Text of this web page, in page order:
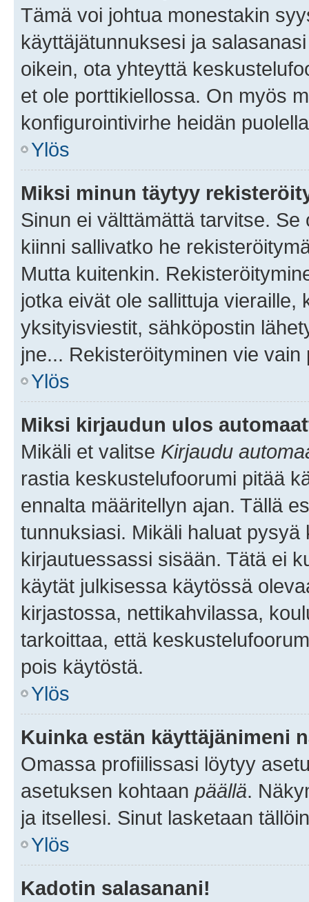
Tämä voi johtua monestakin
käyttäjätunnuksesi ja
oikein, ota yhteyttä
et ole porttikiellossa. On myös
konfigurointivirhe heidän
Ylös
Miksi minun täytyy
Sinun ei välttämättä tarvitse.
kiinni sallivatko he
Mutta kuitenkin.
jotka eivät ole sallittuja vieraille,
yksityisviestit, sähköpostin
jne... Rekisteröityminen vie
Ylös
Miksi kirjaudun ulos
Mikäli et valitse Kirjaudu
rastia keskustelufoorumi pitää
ennalta määritellyn ajan. Tällä
tunnuksiasi. Mikäli haluat
kirjautuessassi sisään. Tätä ei
käytät julkisessa käytössä
kirjastossa, nettikahvilassa,
tarkoittaa, että
pois käytöstä.
Ylös
Kuinka estän käyttäjänimeni
Omassa profiilissasi löytyy
asetuksen kohtaan päällä.
ja itsellesi. Sinut lasketaan
Ylös
Kadotin salasanani!